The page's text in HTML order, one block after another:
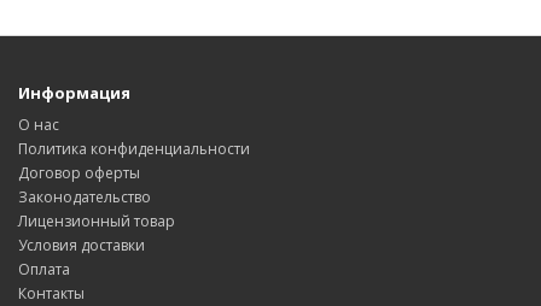
Информация
О нас
Политика конфиденциальности
Договор оферты
Законодательство
Лицензионный товар
Условия доставки
Оплата
Контакты